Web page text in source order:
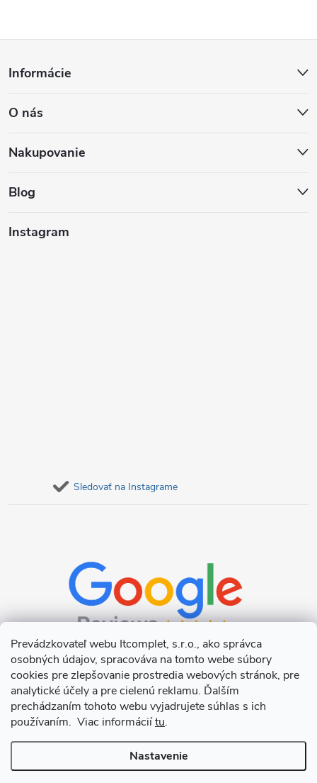
Prevádzkovateľ webu Itcomplet, s.r.o., ako správca
osobných údajov, spracováva na tomto webe súbory
cookies pre zlepšovanie prostredia webových stránok, pre
analytické účely a pre cielenú reklamu. Ďalším
prechádzaním tohoto webu vyjadrujete súhlas s ich
používaním. Viac informáciítu.
Nastavenie
p
ä
Informácie
O nás
Nakupovanie
Blog
Instagram
Sledovať na Instagrame
Copyright 2026Itcomplet s.r.o.. Všetky práva vyhradené.Upraviť